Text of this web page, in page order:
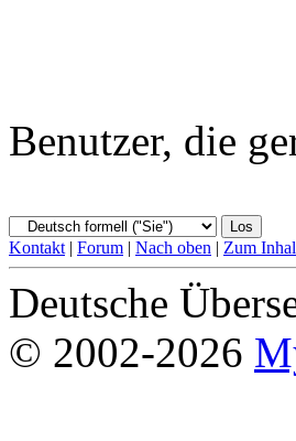
Benutzer, die
Kontakt | Forum | Nach oben | Zum
Deutsche
© 2002-2026